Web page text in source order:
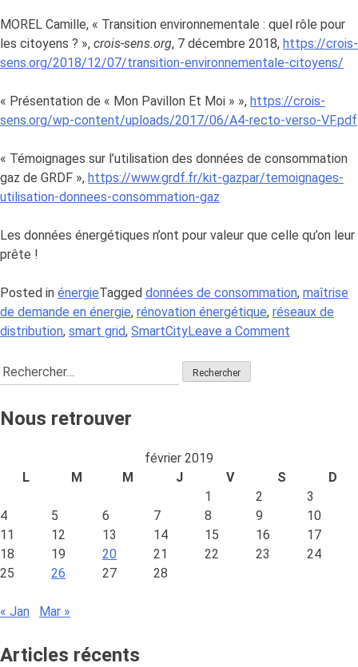
MOREL Camille, « Transition environnementale : quel rôle pour
les citoyens ? », crois-sens.org, 7 décembre 2018, https://crois-
sens.org/2018/12/07/transition-environnementale-citoyens/
« Présentation de « Mon Pavillon Et Moi » », https://crois-
sens.org/wp-content/uploads/2017/06/A4-recto-verso-VF.pdf
« Témoignages sur l’utilisation des données de consommation
gaz de GRDF », https://www.grdf.fr/kit-gazpar/temoignages-
utilisation-donnees-consommation-gaz
Les données énergétiques n’ont pour valeur que celle qu’on leur
prête !
Posted in énergieTagged données de consommation, maîtrise
de demande en énergie, rénovation énergétique, réseaux de
distribution, smart grid, SmartCityLeave a Comment
Rechercher :
Nous retrouver
février 2019
L
M M J V S
D
1
2
3
4
5 6 7 8 9
10
11
12 13 14 15 16
17
18
19 20 21 22 23
24
25
26 27 28
« Jan Mar »
Articles récents